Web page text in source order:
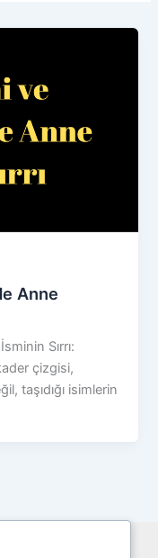
Anne
Sırrı:
çizgisi,
taşıdığı isimlerin